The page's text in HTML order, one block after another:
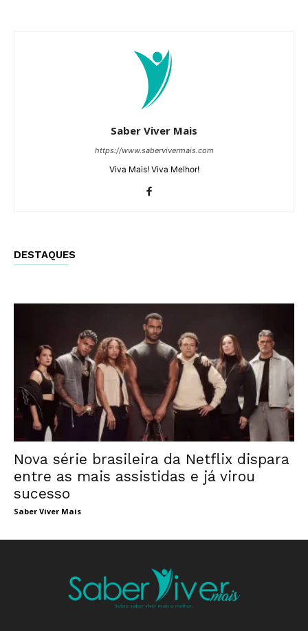
Saber Viver Mais
https://www.sabervivermais.com
Viva Mais! Viva Melhor!
DESTAQUES
Nova série brasileira da Netflix dispara
entre as mais assistidas e já virou
sucesso
Saber Viver Mais